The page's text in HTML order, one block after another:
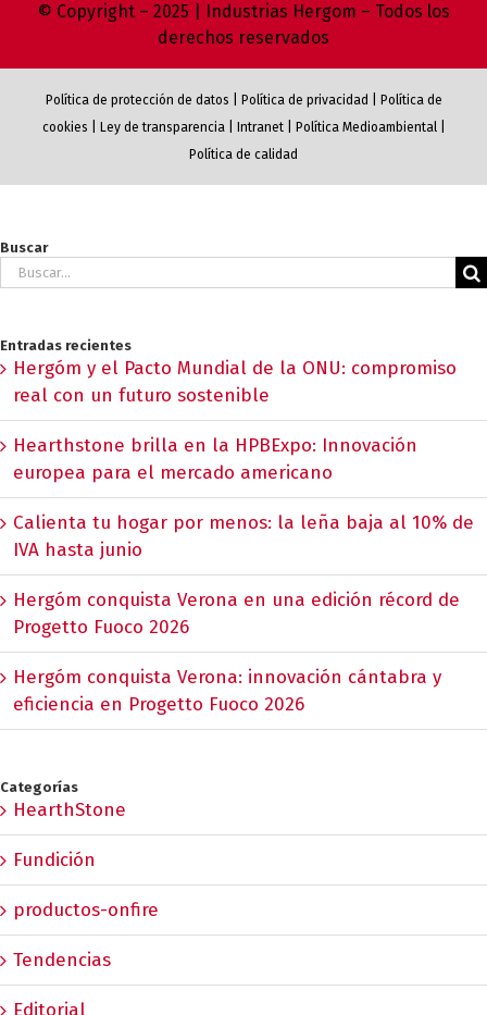
© Copyright – 2025 | Industrias Hergom – Todos los
derechos reservados
Política de protección de datos Política de privacidad
Política de
cookies
Ley de transparencia| Intranet| Política Medioambiental|
Política de calidad
Buscar
Buscar:
Entradas recientes
Hergóm y el Pacto Mundial de la ONU: compromiso
real con un futuro sostenible
Hearthstone brilla en la HPBExpo: Innovación
europea para el mercado americano
Calienta tu hogar por menos: la leña baja al 10% de
IVA hasta junio
Hergóm conquista Verona en una edición récord de
Progetto Fuoco 2026
Hergóm conquista Verona: innovación cántabra y
eficiencia en Progetto Fuoco 2026
Categorías
HearthStone
Fundición
productos-onfire
Tendencias
Editorial